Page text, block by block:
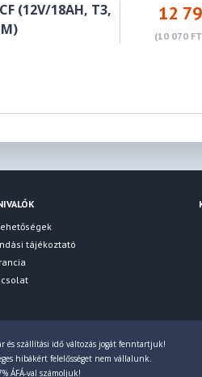
(12V/18AH, T3,
12
(10 070
tájékoztató
és szállítási idő változás jogát fenntartjuk!
hibákért felelősséget nem vállalunk.
ÁFÁ-val számoljuk!